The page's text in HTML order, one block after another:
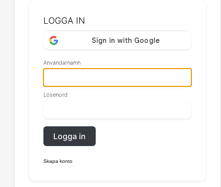
LOGGA IN
Användarnamn
Lösenord
Logga in
Skapa konto